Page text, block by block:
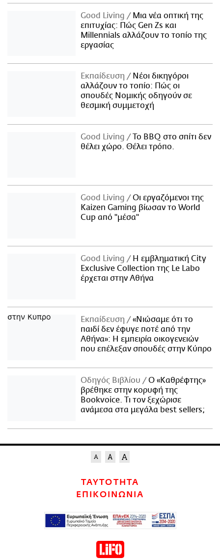
Good Living
Μια νέα οπτική της
επιτυχίας: Πώς Gen Zs και
Millennials αλλάζουν το τοπίο της
εργασίας
Εκπαίδευση
Νέοι δικηγόροι
αλλάζουν το τοπίο: Πώς οι
σπουδές Νομικής οδηγούν σε
θεσμική συμμετοχή
Good Living
Το BBQ στο σπίτι δεν
θέλει χώρο. Θέλει τρόπο.
Good Living
Οι εργαζόμενοι της
Kaizen Gaming βίωσαν το World
Cup από "μέσα"
Good Living
Η εμβληματική City
Exclusive Collection της Le Labo
έρχεται στην Αθήνα
Εκπαίδευση
«Νιώσαμε ότι το
παιδί δεν έφυγε ποτέ από την
Αθήνα»: Η εμπειρία οικογενειών
που επέλεξαν σπουδές στην Κύπρο
Οδηγός Βιβλίου
Ο «Καθρέφτης»
βρέθηκε στην κορυφή της
Bookvoice. Τι τον ξεχώρισε
ανάμεσα στα μεγάλα best sellers;
ΤΑΥΤΟΤΗΤΑ
ΕΠΙΚΟΙΝΩΝΙΑ